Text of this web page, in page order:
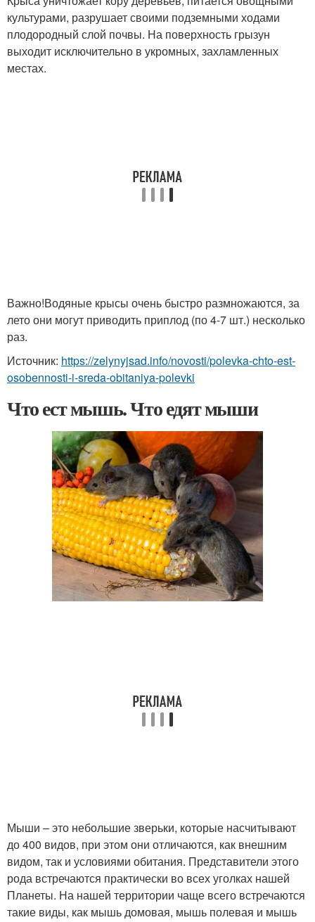
культурами, разрушает своими подземными ходами
плодородный слой почвы. На поверхность грызун
выходит исключительно в укромных, захламленных
местах.
Важно!Водяные крысы очень быстро размножаются, за
лето они могут приводить приплод (по 4-7 шт.) несколько
раз.
Источник: https://zelynyjsad.info/novosti/polevka-chto-est-
osobennosti-i-sreda-obitaniya-polevki
Что ест мышь. Что едят мыши
Мыши – это небольшие зверьки, которые насчитывают
до 400 видов, при этом они отличаются, как внешним
видом, так и условиями обитания. Представители этого
рода встречаются практически во всех уголках нашей
Планеты. На нашей территории чаще всего встречаются
такие виды, как мышь домовая, мышь полевая и мышь